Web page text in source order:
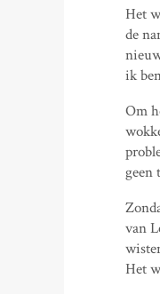
Het
de
ik
Om
geen
van
Het